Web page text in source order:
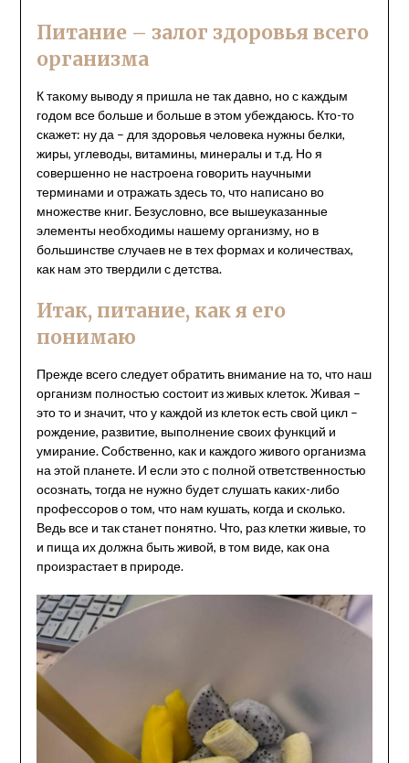
Питание – залог здоровья всего
организма
К такому выводу я пришла не так давно, но с каждым
годом все больше и больше в этом убеждаюсь. Кто-то
скажет: ну да – для здоровья человека нужны белки,
жиры, углеводы, витамины, минералы и т.д. Но я
совершенно не настроена говорить научными
терминами и отражать здесь то, что написано во
множестве книг. Безусловно, все вышеуказанные
элементы необходимы нашему организму, но в
большинстве случаев не в тех формах и количествах,
как нам это твердили с детства.
Итак, питание, как я его
понимаю
Прежде всего следует обратить внимание на то, что наш
организм полностью состоит из живых клеток. Живая –
это то и значит, что у каждой из клеток есть свой цикл –
рождение, развитие, выполнение своих функций и
умирание. Собственно, как и каждого живого организма
на этой планете. И если это с полной ответственностью
осознать, тогда не нужно будет слушать каких-либо
профессоров о том, что нам кушать, когда и сколько.
Ведь все и так станет понятно. Что, раз клетки живые, то
и пища их должна быть живой, в том виде, как она
произрастает в природе.